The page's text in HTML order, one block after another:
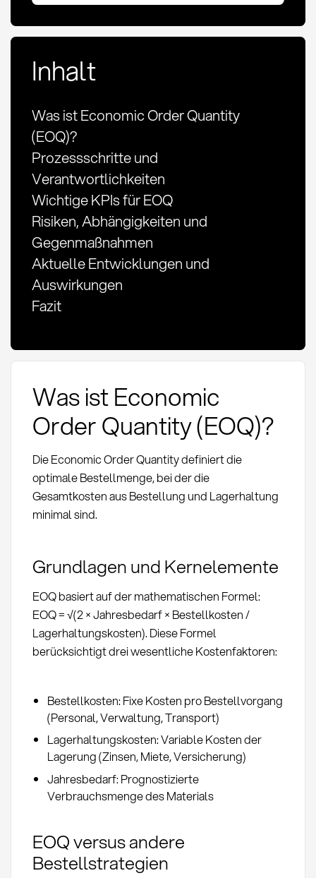
Inhalt
Was ist Economic Order Quantity
(EOQ)?
Prozessschritte und
Verantwortlichkeiten
Wichtige KPIs für EOQ
Risiken, Abhängigkeiten und
Gegenmaßnahmen
Aktuelle Entwicklungen und
Auswirkungen
Fazit
Was ist Economic
Order Quantity (EOQ)?
Die Economic Order Quantity definiert die
optimale Bestellmenge, bei der die
Gesamtkosten aus Bestellung und Lagerhaltung
minimal sind.
Grundlagen und Kernelemente
EOQ basiert auf der mathematischen Formel:
EOQ = √(2 × Jahresbedarf × Bestellkosten /
Lagerhaltungskosten). Diese Formel
berücksichtigt drei wesentliche Kostenfaktoren:
Bestellkosten: Fixe Kosten pro Bestellvorgang
(Personal, Verwaltung, Transport)
Lagerhaltungskosten: Variable Kosten der
Lagerung (Zinsen, Miete, Versicherung)
Jahresbedarf: Prognostizierte
Verbrauchsmenge des Materials
EOQ versus andere
Bestellstrategien